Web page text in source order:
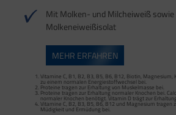
Mit Molken- und Milcheiweiß
Molkeneiweißisolat
MEHR ERFAHREN
Vitamine C, B1, B2, B3, B5, B6, B12, Biotin,
zu einem normalen Energiestoffwechsel bei.
Proteine tragen zur Erhaltung von Muskelmasse bei.
Proteine tragen zur Erhaltung normaler Knochen bei.
normaler Knochen benötigt. Vitamin D trägt zur
Vitamine C, B2, B3, B5, B6, B12 und Magnesium tragen
Müdigkeit und Ermüdung bei.
Vitamine C, B1, B2, B3, B5, B6, B12, Biotin, Magnesium,
Vitamine C, B2, B3, B5, B6, B12 und Magnesium tragen
Müdigkeit und Ermüdung bei.